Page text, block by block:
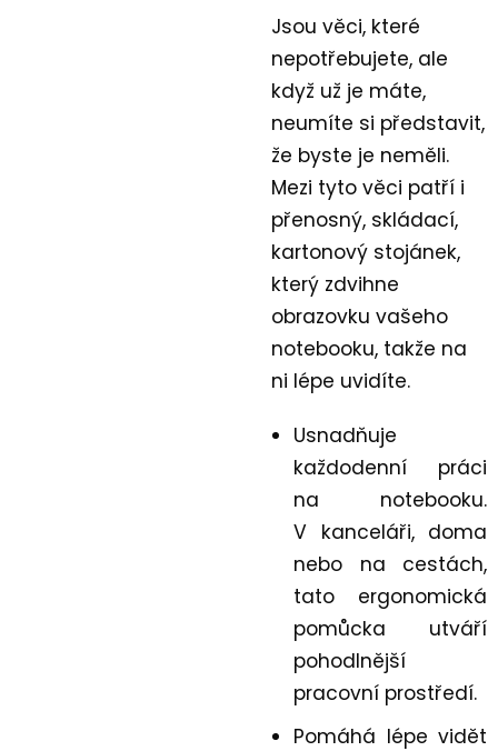
Jsou věci, které
nepotřebujete, ale
když už je máte,
neumíte si představit,
že byste je neměli.
Mezi tyto věci patří i
přenosný, skládací,
kartonový stojánek,
který zdvihne
obrazovku vašeho
notebooku, takže na
ni lépe uvidíte.
Usnadňuje
každodenní práci
na notebooku.
V kanceláři, doma
nebo na cestách,
tato ergonomická
pomůcka utváří
pohodlnější
pracovní prostředí.
Pomáhá lépe vidět